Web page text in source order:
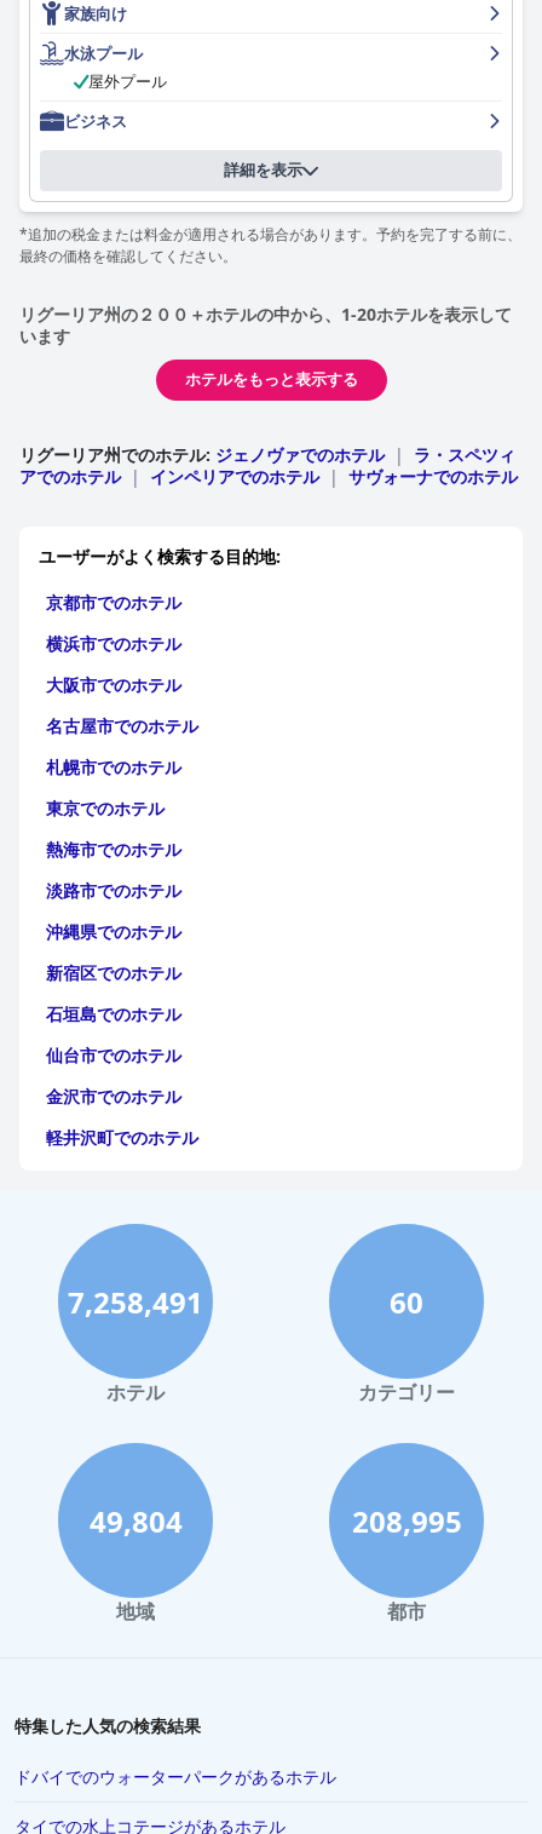
ホテルは朝食の提供に優れており、お客様は利用できる種類の豊
富さ、品質、そして量に感銘を受けています。朝食ビュッフェ
は、甘いものと塩辛いもの、高品質の食材、持続可能性への配慮
など、多様な好みに対応しています。品揃えが限られているとい
う意見も少数ありますが、全体的な意見としては、朝食の経験は
素晴らしいとされています。
ホテル モンテ ローザでの夕食は、一般的に高く評価されていま
す。ホテルのレストラン、特にプールを見下ろすテラスレストラ
ンでは、四つ星シェフが腕を振るう美味しい料理を提供していま
す。料理の質の高さ、フレンドリーなスタッフ、そして卓越した
サービスが、食事の体験を高め、ホテルの素晴らしい評判に貢献
ホテル モンテ ローザの客室は、清潔で便利、快適で、モダンな
設備が整っています。お客様は、広々とした空間、完璧な状態、
そして快適なベッドが、安らかな眠りに貢献していることを高く
評価しています。一部の客室は狭い、または近代化が必要と評さ
的にポジティブな体験に貢献しています。
設全体の高い衛生基準を称賛しています。プールエリアも、小規
模で、時折肌寒く感じるにもかかわらず、その静かで美しい環境
で肯定的なフィードバックを受けています。
ホテルのスタッフは、そのフレンドリーさ、親切さ、そしてプロ
フェッショナリズムで、常にお客様を感動させています。スタッ
フの丁寧で親切な対応が、お客様のポジティブな体験に大きく貢
の充電ステーションなどの設備があります。監視が行き届き、適
切に管理された駐車場施設は、近隣の無料駐車場とともに、滞在
の容易さと快適さを向上させます。
家族連れにとって、ホテル モンテ ローザは、温かく歓迎的なサ
ービスと、ファミリールームやベビーベッドなどの思慮深いアメ
小さなお子様連れのご家族に高く評価されています。
全体として、ホテル モンテ ローザは、その最高のロケーショ
リーなスタッフ、そして便利な駐車場で高く評価されており、キ
アヴァーリでの快適でアクセスしやすい滞在を求める旅行者に人
気の選択肢となっています。
家族向け
水泳プール
屋外プール
ビジネス
詳細を表示
*追加の税金または料金が適用される場合があります。予約を完了する前に、
最終の価格を確認してください。
リグーリア州の２００＋ホテルの中から、1-20ホテルを表示して
います
ホテルをもっと表示する
リグーリア州でのホテル: ジェノヴァでのホテル |
ラ・スペツィ
アでのホテル | インペリアでのホテル | サヴォーナでのホテル
ユーザーがよく検索する目的地:
京都市でのホテル
横浜市でのホテル
大阪市でのホテル
名古屋市でのホテル
札幌市でのホテル
東京でのホテル
熱海市でのホテル
淡路市でのホテル
沖縄県でのホテル
新宿区でのホテル
石垣島でのホテル
仙台市でのホテル
金沢市でのホテル
軽井沢町でのホテル
神戸市でのホテル
宮古島でのホテル
函館市でのホテル
ハワイイでのホテル
鎌倉市でのホテル
長崎市でのホテル
奄美市でのホテル
小豆島町でのホテル
千葉市でのホテル
川越市でのホテル
7,258,491
ホテル
60
カテゴリー
49,804
地域
208,995
都市
特集した人気の検索結果
ドバイでのウォーターパークがあるホテル
タイでの水上コテージがあるホテル